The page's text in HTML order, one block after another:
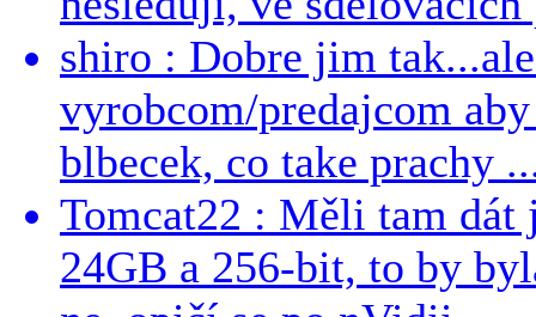
shiro : Dobre jim
vyrobcom/predajcom
blbecek, co take prachy
Tomcat22 : Měli tam dát
24GB a 256-bit, to by